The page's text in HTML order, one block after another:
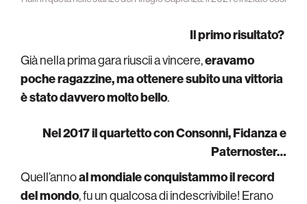
Il primo risultato?
Già nella prima gara riuscii a vincere,eravamo
poche ragazzine, ma ottenere subito una vittoria
è stato davvero molto bello.
Nel 2017 il quartetto con Consonni, Fidanza e
Paternoster…
Quell’annoal mondiale conquistammo il record
del mondo, fu un qualcosa di indescrivibile! Erano